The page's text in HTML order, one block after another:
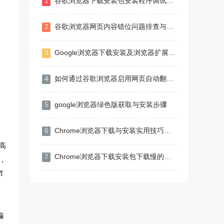
2 谷歌浏览器网页内容错位问题排查与修复
3 Google浏览器下载安装及浏览器扩展插件安全使用
4 如何通过谷歌浏览器启用网页自动翻译功能
5 google浏览器绿色版获取与安装步骤
6 Chrome浏览器下载与安装实用技巧分享
7 Chrome浏览器下载安装包下载慢的带宽优化技巧